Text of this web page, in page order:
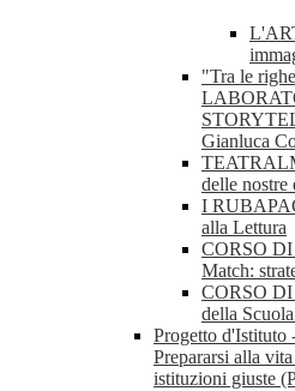
"Tra le
Gianluca
delle nostre
I
alla Lettura
CORSO
Match:
CORSO
della
Progetto d'Istituto
Prepararsi alla
istituzioni giuste